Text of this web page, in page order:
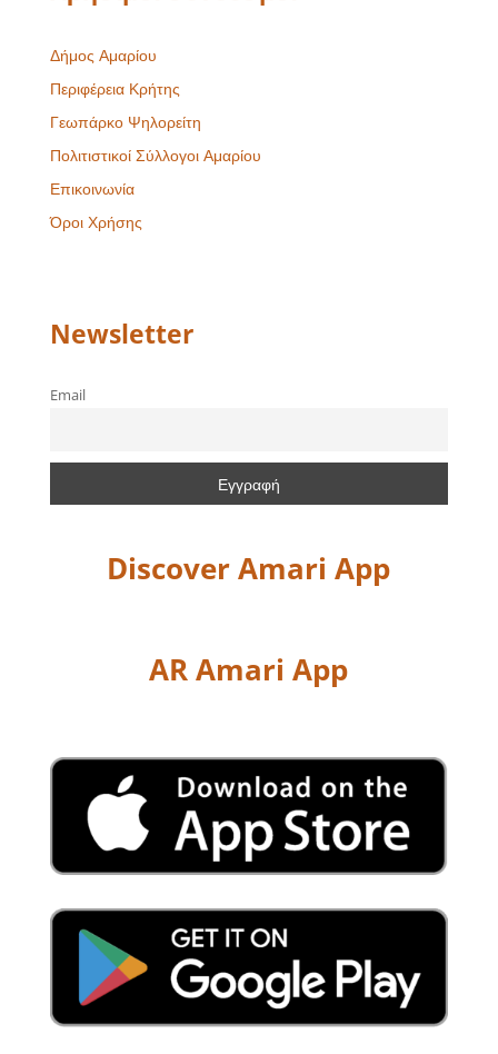
Δήμος Αμαρίου
Περιφέρεια Κρήτης
Γεωπάρκο Ψηλορείτη
Πολιτιστικοί Σύλλογοι Αμαρίου
Επικοινωνία
Όροι Χρήσης
Newsletter
Email
Discover Amari App
AR Amari App